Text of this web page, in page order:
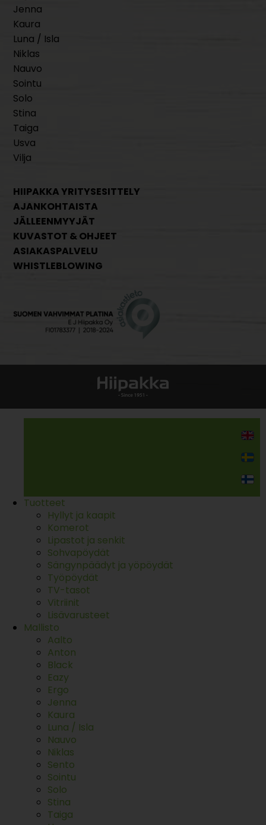
Jenna
Kaura
Luna / Isla
Niklas
Nauvo
Sointu
Solo
Stina
Taiga
Usva
Vilja
HIIPAKKA YRITYSESITTELY
AJANKOHTAISTA
JÄLLEENMYYJÄT
KUVASTOT & OHJEET
ASIAKASPALVELU
WHISTLEBLOWING
Tuotteet
Hyllyt ja kaapit
Komerot
Lipastot ja senkit
Sohvapöydät
Sängynpäädyt ja yöpöydät
Työpöydät
TV-tasot
Vitriinit
Lisävarusteet
Mallisto
Aalto
Anton
Black
Eazy
Ergo
Jenna
Kaura
Luna / Isla
Nauvo
Niklas
Sento
Sointu
Solo
Stina
Taiga